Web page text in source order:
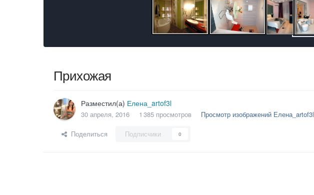
Прихожая
Разместил(а) Елена_artof3l
30 апреля, 2016 1 385 просмотров Просмотр изображений Елена_artof3l
Поделиться Подписчики 0